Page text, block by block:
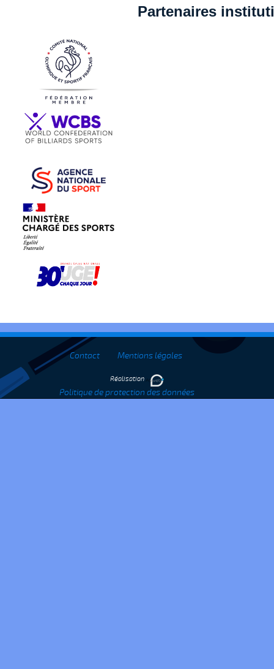
Partenaires
Contact Mentions légales
Politique de protection des données
Réalisation